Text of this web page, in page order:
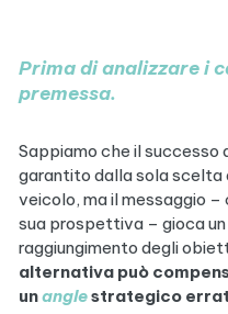
Prima di analizzare i
premessa.
Sappiamo che il successo
garantito dalla sola
veicolo, ma il messaggio –
sua prospettiva – gioca
raggiungimento degli
alternativa può
unanglestrategico